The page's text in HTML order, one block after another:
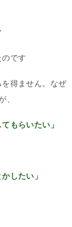
です
得ません。なぜ
、
もらいたい」
したい」